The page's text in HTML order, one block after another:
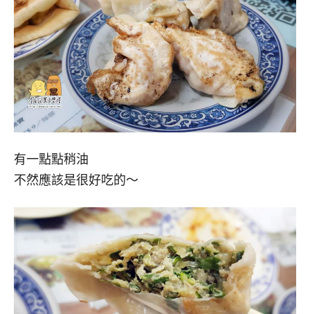
有一點點稍油
不然應該是很好吃的～